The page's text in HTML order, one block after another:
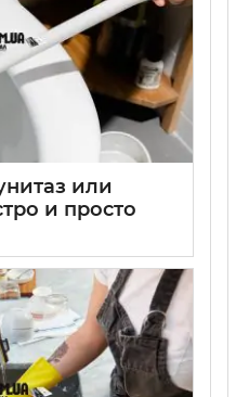
или
и просто